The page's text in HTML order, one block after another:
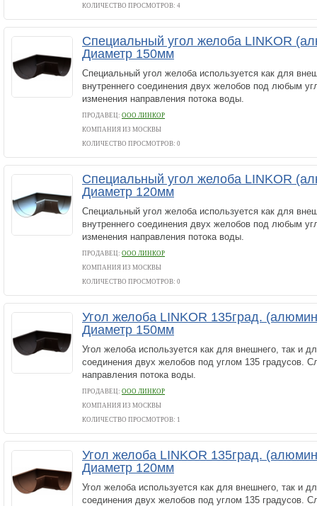
КОЛИЧЕСТВО ПРОСМОТРОВ: 4
Специальный угол желоба LINKOR
Диаметр 150мм
Специальный угол желоба используется как для
внутреннего соединения двух желобов под любым
изменения направления потока воды.
ПРОДАВЕЦ: ООО ЛИНКОР
КОМПАНИЯ ИЗ МОСКВЫ
КОЛИЧЕСТВО ПРОСМОТРОВ: 0
Специальный угол желоба LINKOR
Диаметр 120мм
Специальный угол желоба используется как для
внутреннего соединения двух желобов под любым
изменения направления потока воды.
ПРОДАВЕЦ: ООО ЛИНКОР
КОМПАНИЯ ИЗ МОСКВЫ
КОЛИЧЕСТВО ПРОСМОТРОВ: 0
Угол желоба LINKOR 135град.
Диаметр 150мм
Угол желоба используется как для внешнего, так и
соединения двух желобов под углом 135 градусов.
направления потока воды.
ПРОДАВЕЦ: ООО ЛИНКОР
КОМПАНИЯ ИЗ МОСКВЫ
КОЛИЧЕСТВО ПРОСМОТРОВ: 1
Угол желоба LINKOR 135град.
Диаметр 120мм
Угол желоба используется как для внешнего, так и
соединения двух желобов под углом 135 градусов.